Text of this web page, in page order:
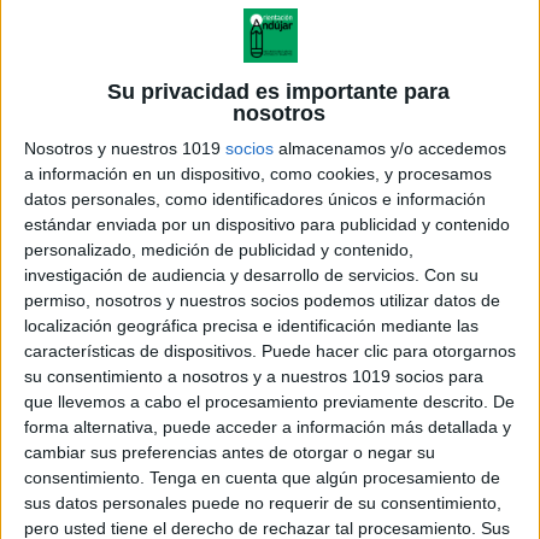
Su privacidad es importante para
nosotros
Nosotros y nuestros 1019 socios almacenamos y/o accedemos
a información en un dispositivo, como cookies, y procesamos
datos personales, como identificadores únicos e información
estándar enviada por un dispositivo para publicidad y contenido
personalizado, medición de publicidad y contenido,
investigación de audiencia y desarrollo de servicios. Con su
permiso, nosotros y nuestros socios podemos utilizar datos de
localización geográfica precisa e identificación mediante las
características de dispositivos. Puede hacer clic para otorgarnos
su consentimiento a nosotros y a nuestros 1019 socios para
que llevemos a cabo el procesamiento previamente descrito. De
forma alternativa, puede acceder a información más detallada y
cambiar sus preferencias antes de otorgar o negar su
consentimiento. Tenga en cuenta que algún procesamiento de
sus datos personales puede no requerir de su consentimiento,
pero usted tiene el derecho de rechazar tal procesamiento. Sus
Laminas aula maquinas simples
Publicado el 25 mayo, 2026
Aprende cómo funcionan las máquinas que facilitan
nuestro trabajo Hoy te presento un recurso visual y
completo para el aula: las láminas didácticas sobre
máquinas simples, ideales para trabajar contenidos
[…]
SEGUIR LEYENDO